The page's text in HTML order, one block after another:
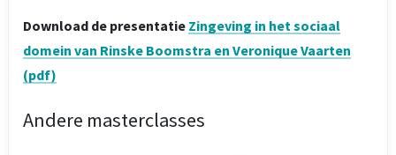
Download de presentatie Zingeving in het sociaal
domein van Rinske Boomstra en Veronique Vaarten
(pdf)
Andere masterclasses